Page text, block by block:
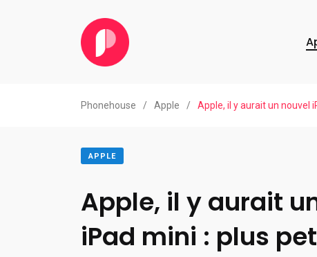
Phonehouse / Apple / Apple, il y aurait un nouvel
APPLE
Apple, il y aurait
iPad mini : plus